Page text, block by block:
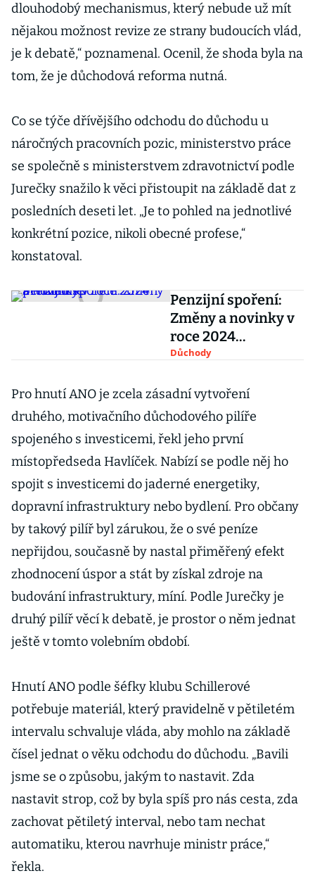
dlouhodobý mechanismus, který nebude už mít
nějakou možnost revize ze strany budoucích vlád,
je k debatě,“ poznamenal. Ocenil, že shoda byla na
tom, že je důchodová reforma nutná.
Co se týče dřívějšího odchodu do důchodu u
náročných pracovních pozic, ministerstvo práce
se společně s ministerstvem zdravotnictví podle
Jurečky snažilo k věci přistoupit na základě dat z
posledních deseti let. „Je to pohled na jednotlivé
konkrétní pozice, nikoli obecné profese,“
konstatoval.
Penzijní spoření:
Změny a novinky v
roce 2024
přehledně
Důchody
Pro hnutí ANO je zcela zásadní vytvoření
druhého, motivačního důchodového pilíře
spojeného s investicemi, řekl jeho první
místopředseda Havlíček. Nabízí se podle něj ho
spojit s investicemi do jaderné energetiky,
dopravní infrastruktury nebo bydlení. Pro občany
by takový pilíř byl zárukou, že o své peníze
nepřijdou, současně by nastal přiměřený efekt
zhodnocení úspor a stát by získal zdroje na
budování infrastruktury, míní. Podle Jurečky je
druhý pilíř věcí k debatě, je prostor o něm jednat
ještě v tomto volebním období.
Hnutí ANO podle šéfky klubu Schillerové
potřebuje materiál, který pravidelně v pětiletém
intervalu schvaluje vláda, aby mohlo na základě
čísel jednat o věku odchodu do důchodu. „Bavili
jsme se o způsobu, jakým to nastavit. Zda
nastavit strop, což by byla spíš pro nás cesta, zda
zachovat pětiletý interval, nebo tam nechat
automatiku, kterou navrhuje ministr práce,“
řekla.